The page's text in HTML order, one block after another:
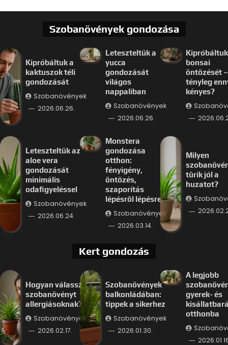
Szobanövények gondozása
Kipróbáltuk a
kaktuszok téli
gondozását
Szobanövények
2026.06.26.
Leteszteltük a
yucca
gondozását
világos
nappaliban
Szobanövények
2026.06.26.
bonsai
öntözését –
tényleg
kényes?
Leteszteltük az
aloe vera
gondozását
minimális
odafigyeléssel
Szobanövények
2026.06.24.
Monstera
gondozása
otthon:
fényigény,
öntözés,
szaporítás
lépésről lépésre
Szobanövények
2026.03.14.
Milyen
tűrik jól a
huzatot?
Kert gondozás
Hogyan válassz
szobanövényt
allergiásoknak?
Szobanövények
2026.02.17.
Szobanövények
balkonládában:
tippek a sikerhez
Szobanövények
2026.01.30.
A legjobb
gyerek- és
otthonba